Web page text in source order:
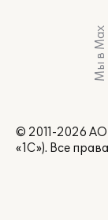
Мы в Max
© 2011-2026
«1С»). Все